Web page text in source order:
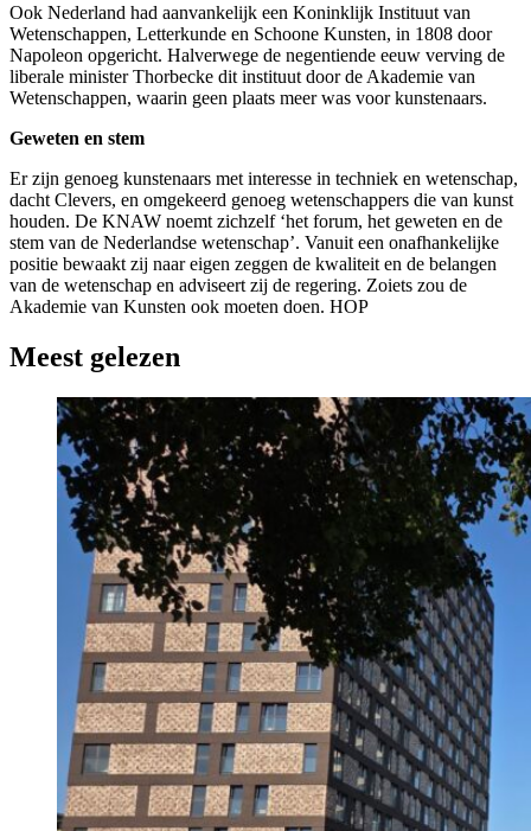
Ook Nederland had aanvankelijk een Koninklijk Instituut van
Wetenschappen, Letterkunde en Schoone Kunsten, in 1808 door
Napoleon opgericht. Halverwege de negentiende eeuw verving de
liberale minister Thorbecke dit instituut door de Akademie van
Wetenschappen, waarin geen plaats meer was voor kunstenaars.
Geweten en stem
Er zijn genoeg kunstenaars met interesse in techniek en wetenschap,
dacht Clevers, en omgekeerd genoeg wetenschappers die van kunst
houden. De KNAW noemt zichzelf ‘het forum, het geweten en de
stem van de Nederlandse wetenschap’. Vanuit een onafhankelijke
positie bewaakt zij naar eigen zeggen de kwaliteit en de belangen
van de wetenschap en adviseert zij de regering. Zoiets zou de
Akademie van Kunsten ook moeten doen. HOP
Meest gelezen